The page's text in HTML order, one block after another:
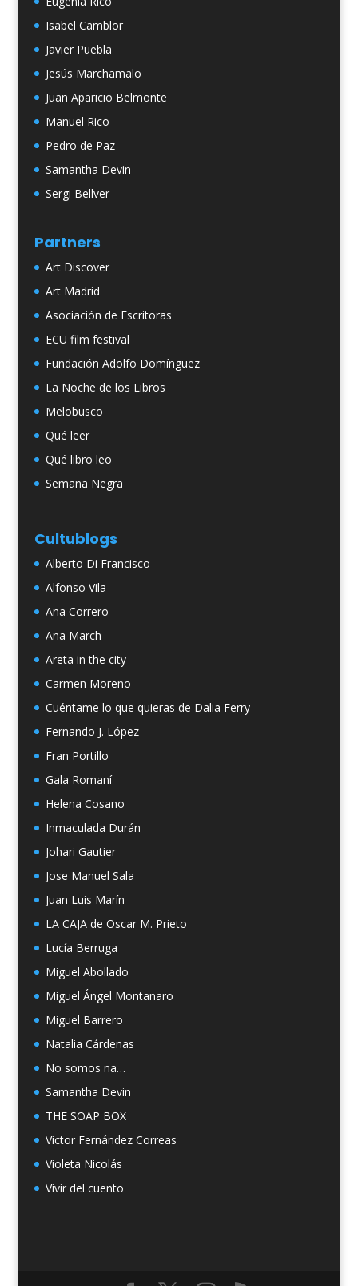
Isabel Camblor
Javier Puebla
Jesús Marchamalo
Juan Aparicio Belmonte
Manuel Rico
Pedro de Paz
Samantha Devin
Sergi Bellver
Partners
Art Discover
Art Madrid
Asociación de Escritoras
ECU film festival
Fundación Adolfo Domínguez
La Noche de los Libros
Melobusco
Qué leer
Qué libro leo
Semana Negra
Cultublogs
Alberto Di Francisco
Alfonso Vila
Ana Correro
Ana March
Areta in the city
Carmen Moreno
Cuéntame lo que quieras de Dalia Ferry
Fernando J. López
Fran Portillo
Gala Romaní
Helena Cosano
Inmaculada Durán
Johari Gautier
Jose Manuel Sala
Juan Luis Marín
LA CAJA de Oscar M. Prieto
Lucía Berruga
Miguel Abollado
Miguel Ángel Montanaro
Miguel Barrero
Natalia Cárdenas
No somos na…
Samantha Devin
THE SOAP BOX
Victor Fernández Correas
Violeta Nicolás
Vivir del cuento